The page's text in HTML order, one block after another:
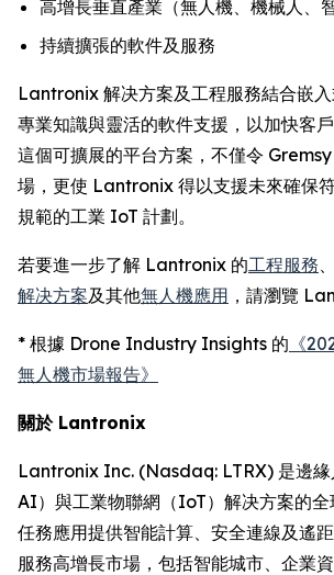
高增長垂直產業（無人機、機械人、
持續擴張的軟件及服務
Lantronix 解决方案及工程服務結合嵌
專業知識與靈活的軟件支援，以加快客戶
這個可擴展的平台方案，不僅令
場，更使 Lantronix 得以支援未來確保
規範的工業 IoT 計劃。
若要進一步了解 Lantronix 的工程服務
解决方案及其他無人機應用 ，請瀏覽
* 根據 Drone Industry Insights 的 《
無人機市場報告》
關於 Lantronix
Lantronix Inc. (Nasdaq: LTRX) 是邊
AI）與工業物聯網（IoT）解决方案的
任務應用提供智能計算、安全連線及遙
服務高增長市場，包括智能城市、企業